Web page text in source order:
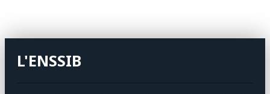
L'ENSSIB